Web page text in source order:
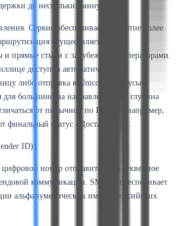
до нескольких минут.
Сервис обеспечивает покрытие более
осуществляется через
и прямые стыки с зарубежными операторами.
доступна автоматическая
либо отправка в Unicode. Статусы
для большинства направлений, но глубина
от пивычной по России (например,
финальный статус «Доставлено»).
ID)
номер отправителя на буквенное
коммуникации. SMSdar обеспечивает
альфанумерических имён у российских